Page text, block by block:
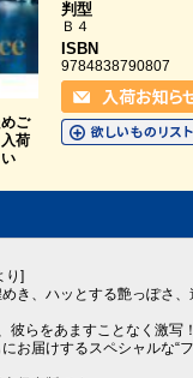
ご
荷
判型
Ｂ４
ISBN
9784838790807
り]
き、ハッとする艶っぽさ
彼らをあますことなく激写！
お届けするスペシャルな“